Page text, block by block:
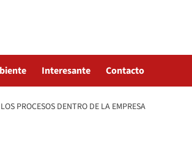
Interesante Contacto
PROCESOS DENTRO DE LA EMPRESA